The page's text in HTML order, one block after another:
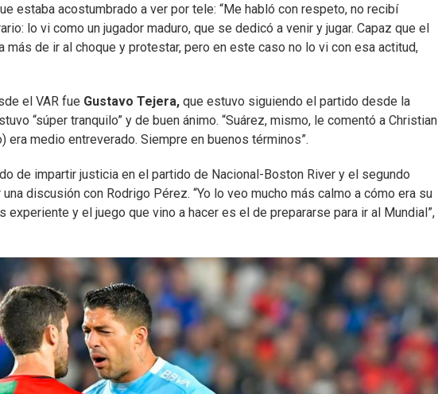
estaba acostumbrado a ver por tele: “Me habló con respeto, no recibí
lo vi como un jugador maduro, que se dedicó a venir y jugar. Capaz que el
de ir al choque y protestar, pero en este caso no lo vi con esa actitud,
el VAR fue Gustavo Tejera, que estuvo siguiendo el partido desde la
“súper tranquilo” y de buen ánimo. “Suárez, mismo, le comentó a Christian
medio entreverado. Siempre en buenos términos”.
de impartir justicia en el partido de Nacional-Boston River y el segundo
discusión con Rodrigo Pérez. “Yo lo veo mucho más calmo a cómo era su
experiente y el juego que vino a hacer es el de prepararse para ir al Mundial”,